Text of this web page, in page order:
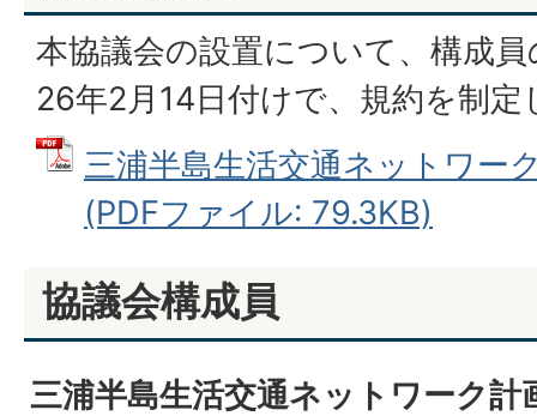
本協議会の設置について、構成
26年2月14日付けで、規約を制定
三浦半島生活交通ネットワー
(PDFファイル: 79.3KB)
協議会構成員
三浦半島生活交通ネットワーク計